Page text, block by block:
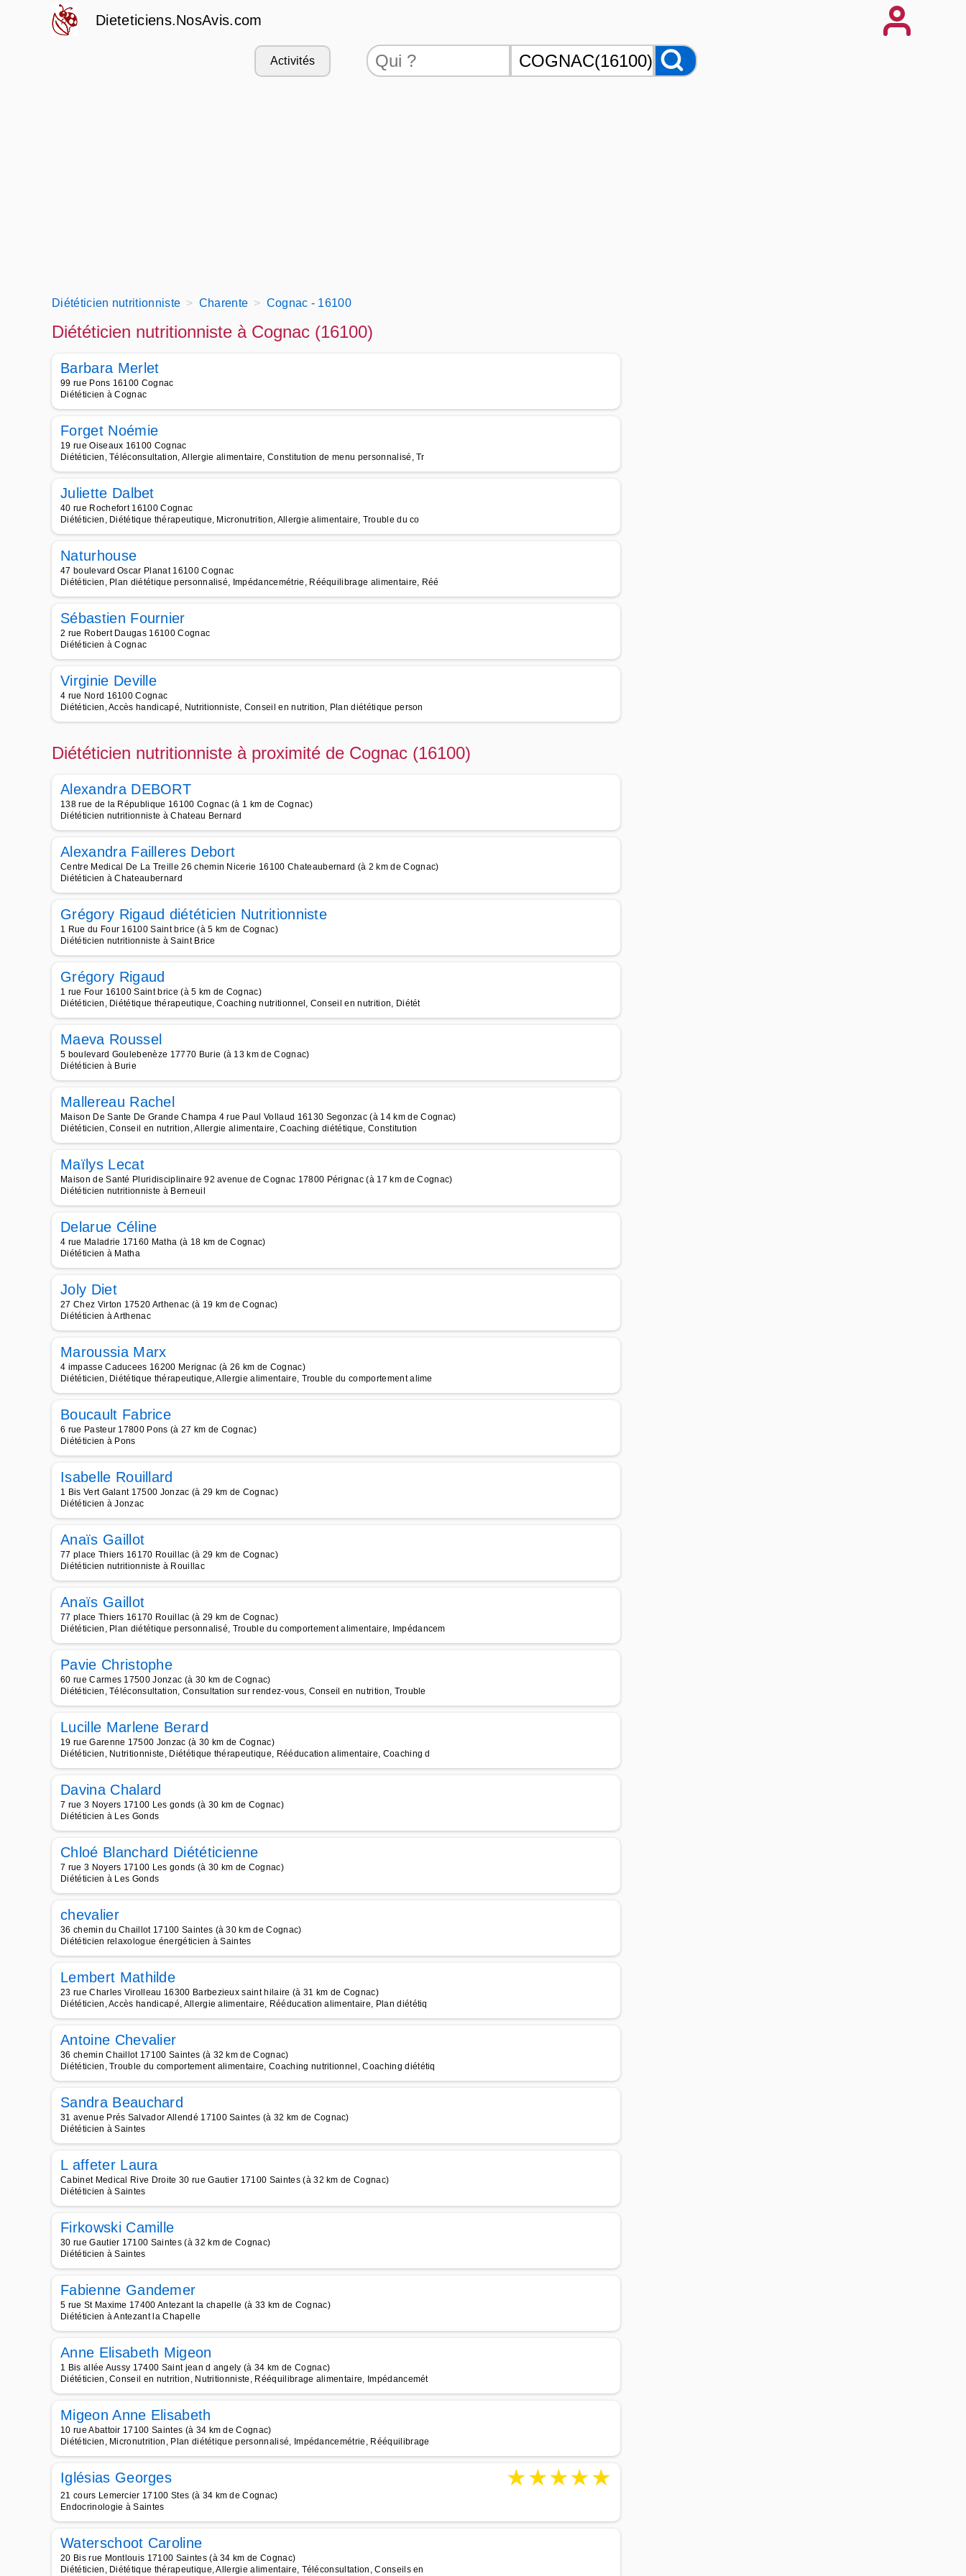
Dieteticiens.NosAvis.com
Activités
Diététicien nutritionniste Charente Cognac - 16100
Diététicien nutritionniste à Cognac (16100)
Barbara Merlet
99 rue Pons 16100 Cognac
Diététicien à Cognac
Forget Noémie
19 rue Oiseaux 16100 Cognac
Diététicien, Téléconsultation, Allergie alimentaire, Constitution de menu personnalisé, Tr
Juliette Dalbet
40 rue Rochefort 16100 Cognac
Diététicien, Diététique thérapeutique, Micronutrition, Allergie alimentaire, Trouble du co
Naturhouse
47 boulevard Oscar Planat 16100 Cognac
Diététicien, Plan diététique personnalisé, Impédancemétrie, Rééquilibrage alimentaire, Réé
Sébastien Fournier
2 rue Robert Daugas 16100 Cognac
Diététicien à Cognac
Virginie Deville
4 rue Nord 16100 Cognac
Diététicien, Accès handicapé, Nutritionniste, Conseil en nutrition, Plan diététique person
Diététicien nutritionniste à proximité de Cognac (16100)
Alexandra DEBORT
138 rue de la République 16100 Cognac (à 1 km de Cognac)
Diététicien nutritionniste à Chateau Bernard
Alexandra Failleres Debort
Centre Medical De La Treille 26 chemin Nicerie 16100 Chateaubernard (à 2 km de Cognac)
Diététicien à Chateaubernard
Grégory Rigaud diététicien Nutritionniste
1 Rue du Four 16100 Saint brice (à 5 km de Cognac)
Diététicien nutritionniste à Saint Brice
Grégory Rigaud
1 rue Four 16100 Saint brice (à 5 km de Cognac)
Diététicien, Diététique thérapeutique, Coaching nutritionnel, Conseil en nutrition, Diétét
Maeva Roussel
5 boulevard Goulebenèze 17770 Burie (à 13 km de Cognac)
Diététicien à Burie
Mallereau Rachel
Maison De Sante De Grande Champa 4 rue Paul Vollaud 16130 Segonzac (à 14 km de Cognac)
Diététicien, Conseil en nutrition, Allergie alimentaire, Coaching diététique, Constitution
Maïlys Lecat
Maison de Santé Pluridisciplinaire 92 avenue de Cognac 17800 Pérignac (à 17 km de Cognac)
Diététicien nutritionniste à Berneuil
Delarue Céline
4 rue Maladrie 17160 Matha (à 18 km de Cognac)
Diététicien à Matha
Joly Diet
27 Chez Virton 17520 Arthenac (à 19 km de Cognac)
Diététicien à Arthenac
Maroussia Marx
4 impasse Caducees 16200 Merignac (à 26 km de Cognac)
Diététicien, Diététique thérapeutique, Allergie alimentaire, Trouble du comportement alime
Boucault Fabrice
6 rue Pasteur 17800 Pons (à 27 km de Cognac)
Diététicien à Pons
Isabelle Rouillard
1 Bis Vert Galant 17500 Jonzac (à 29 km de Cognac)
Diététicien à Jonzac
Anaïs Gaillot
77 place Thiers 16170 Rouillac (à 29 km de Cognac)
Diététicien nutritionniste à Rouillac
Anaïs Gaillot
77 place Thiers 16170 Rouillac (à 29 km de Cognac)
Diététicien, Plan diététique personnalisé, Trouble du comportement alimentaire, Impédancem
Pavie Christophe
60 rue Carmes 17500 Jonzac (à 30 km de Cognac)
Diététicien, Téléconsultation, Consultation sur rendez-vous, Conseil en nutrition, Trouble
Lucille Marlene Berard
19 rue Garenne 17500 Jonzac (à 30 km de Cognac)
Diététicien, Nutritionniste, Diététique thérapeutique, Rééducation alimentaire, Coaching d
Davina Chalard
7 rue 3 Noyers 17100 Les gonds (à 30 km de Cognac)
Diététicien à Les Gonds
Chloé Blanchard Diététicienne
7 rue 3 Noyers 17100 Les gonds (à 30 km de Cognac)
Diététicien à Les Gonds
chevalier
36 chemin du Chaillot 17100 Saintes (à 30 km de Cognac)
Diététicien relaxologue énergéticien à Saintes
Lembert Mathilde
23 rue Charles Virolleau 16300 Barbezieux saint hilaire (à 31 km de Cognac)
Diététicien, Accès handicapé, Allergie alimentaire, Rééducation alimentaire, Plan diététiq
Antoine Chevalier
36 chemin Chaillot 17100 Saintes (à 32 km de Cognac)
Diététicien, Trouble du comportement alimentaire, Coaching nutritionnel, Coaching diététiq
Sandra Beauchard
31 avenue Prés Salvador Allendé 17100 Saintes (à 32 km de Cognac)
Diététicien à Saintes
L affeter Laura
Cabinet Medical Rive Droite 30 rue Gautier 17100 Saintes (à 32 km de Cognac)
Diététicien à Saintes
Firkowski Camille
30 rue Gautier 17100 Saintes (à 32 km de Cognac)
Diététicien à Saintes
Fabienne Gandemer
5 rue St Maxime 17400 Antezant la chapelle (à 33 km de Cognac)
Diététicien à Antezant la Chapelle
Anne Elisabeth Migeon
1 Bis allée Aussy 17400 Saint jean d angely (à 34 km de Cognac)
Diététicien, Conseil en nutrition, Nutritionniste, Rééquilibrage alimentaire, Impédancemét
Migeon Anne Elisabeth
10 rue Abattoir 17100 Saintes (à 34 km de Cognac)
Diététicien, Micronutrition, Plan diététique personnalisé, Impédancemétrie, Rééquilibrage
Iglésias Georges ★★★★★
21 cours Lemercier 17100 Stes (à 34 km de Cognac)
Endocrinologie à Saintes
Waterschoot Caroline
20 Bis rue Montlouis 17100 Saintes (à 34 km de Cognac)
Diététicien, Diététique thérapeutique, Allergie alimentaire, Téléconsultation, Conseils en